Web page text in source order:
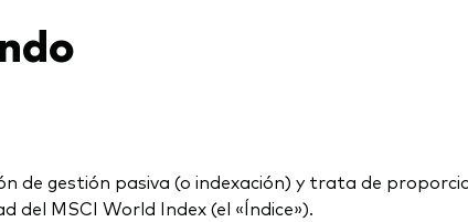
de gestión pasiva (o indexación) y trata de
del MSCI World Index (el «Índice»).